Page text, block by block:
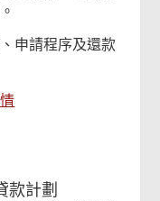
申請程序及還款
款計劃